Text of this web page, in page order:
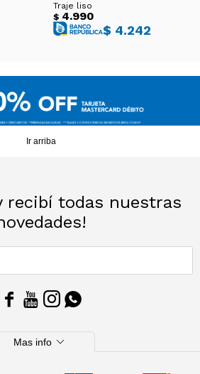
Traje liso
$ 4.990
$ 4.242
Ir arriba
recibí todas nuestras
   
Mas info expand_more